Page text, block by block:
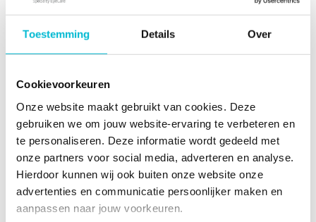
Toestemming Details Over
Cookievoorkeuren
Onze website maakt gebruikt van cookies. Deze
gebruiken we om jouw website-ervaring te verbeteren en
te personaliseren. Deze informatie wordt gedeeld met
onze partners voor social media, adverteren en analyse.
Hierdoor kunnen wij ook buiten onze website onze
advertenties en communicatie persoonlijker maken en
aanpassen naar jouw voorkeuren.
Gelukkig zijn er manieren om bijziendheid te
remmen en voor kinderogen te zorgen.
Multifocale contactlenzen
Moeite met het lezen van de kleine lettertjes?
Geen zorgen, bijna iedereen krijgt hiermee te
maken. Dit heet presbyopie en begint meestal